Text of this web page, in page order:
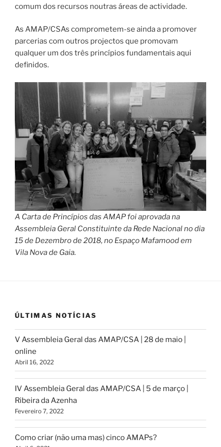
comum dos recursos noutras áreas de actividade.
As AMAP/CSAs comprometem-se ainda a promover
parcerias com outros projectos que promovam
qualquer um dos três princípios fundamentais aqui
definidos.
A Carta de Princípios das AMAP foi aprovada na
Assembleia Geral Constituinte da Rede Nacional no dia
15 de Dezembro de 2018, no Espaço Mafamood em
Vila Nova de Gaia.
ÚLTIMAS NOTÍCIAS
V Assembleia Geral das AMAP/CSA | 28 de maio |
online
Abril 16, 2022
IV Assembleia Geral das AMAP/CSA | 5 de março |
Ribeira da Azenha
Fevereiro 7, 2022
Como criar (não uma mas) cinco AMAPs?